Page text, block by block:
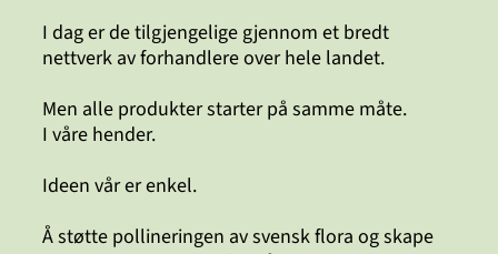
I dag er de tilgjengelige gjennom et bredt
nettverk av forhandlere over hele landet.
Men alle produkter starter på samme måte.
I våre hender.
Ideen vår er enkel.
Å støtte pollineringen av svensk flora og skape